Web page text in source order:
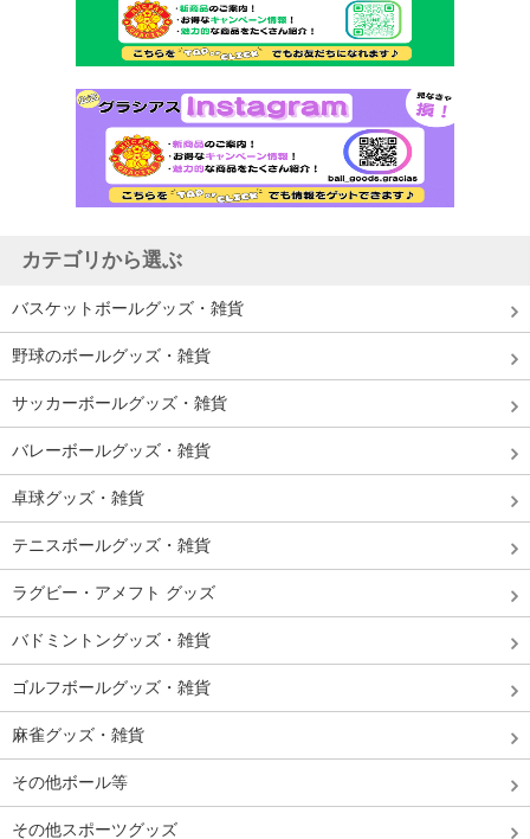
カテゴリから選ぶ
バスケットボールグッズ・雑貨
野球のボールグッズ・雑貨
サッカーボールグッズ・雑貨
バレーボールグッズ・雑貨
卓球グッズ・雑貨
テニスボールグッズ・雑貨
ラグビー・アメフト グッズ
バドミントングッズ・雑貨
ゴルフボールグッズ・雑貨
麻雀グッズ・雑貨
その他ボール等
その他スポーツグッズ